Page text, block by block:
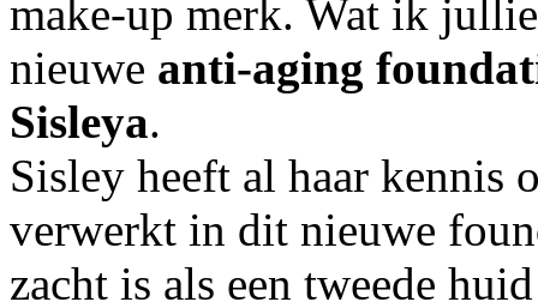
make-up merk. Wat ik
nieuwe anti-aging
Sisleya.
Sisley heeft al haar kennis
verwerkt in dit nieuwe
zacht is als een tweede